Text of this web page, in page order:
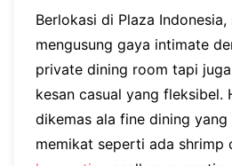
Berlokasi di Plaza
mengusung gaya intimate
private dining room tapi
kesan casual yang fleksibel.
dikemas ala fine dining
memikat seperti ada shrimp